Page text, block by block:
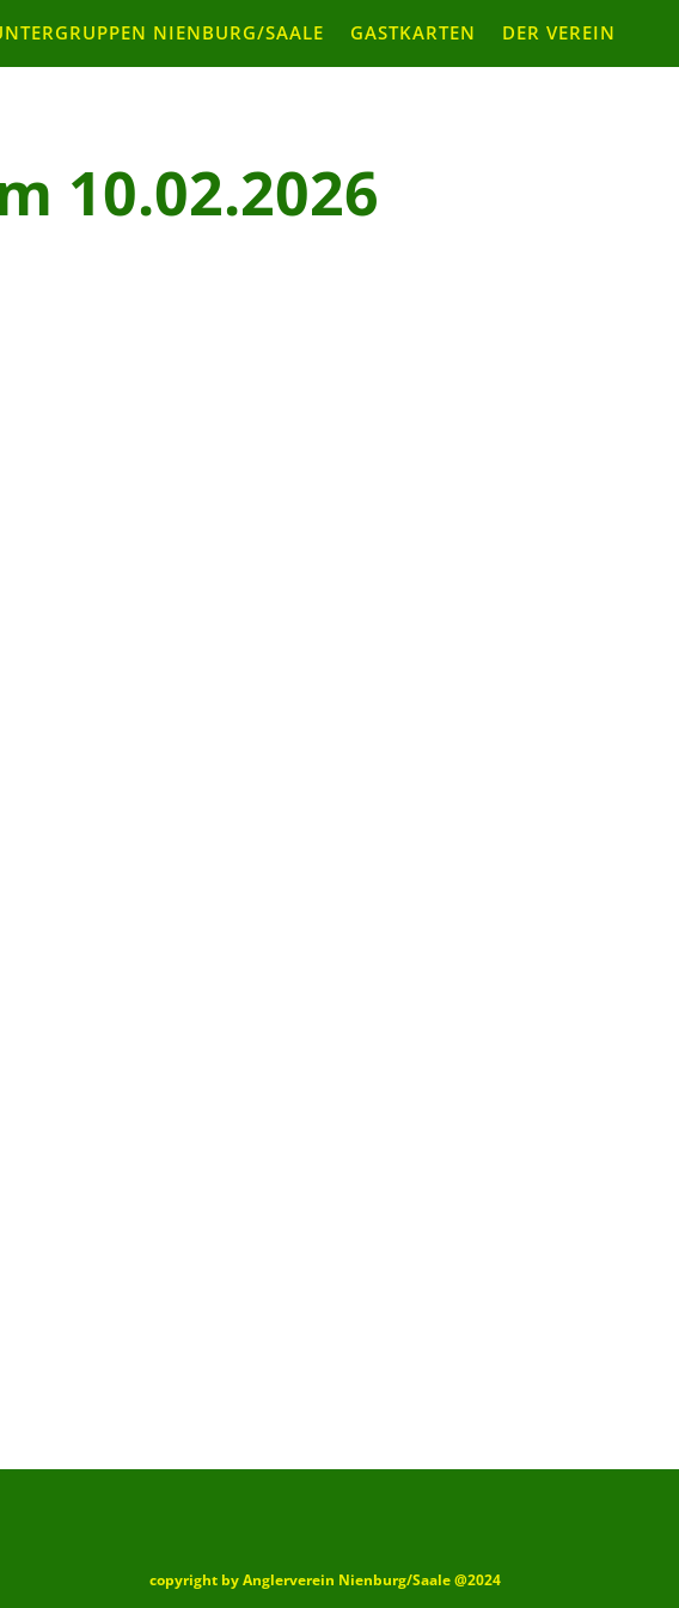
NIENBURG/SAALE GASTKARTEN
DER VEREIN
10.02.2026
copyright by Anglerverein Nienburg/Saale @2024